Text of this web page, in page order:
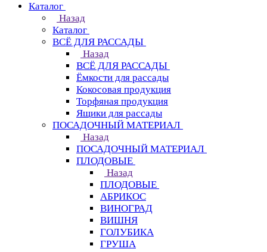
Каталог
Назад
Каталог
ВСЁ ДЛЯ РАССАДЫ
Назад
ВСЁ ДЛЯ РАССАДЫ
Ёмкости для рассады
Кокосовая продукция
Торфяная продукция
Ящики для рассады
ПОСАДОЧНЫЙ МАТЕРИАЛ
Назад
ПОСАДОЧНЫЙ МАТЕРИАЛ
ПЛОДОВЫЕ
Назад
ПЛОДОВЫЕ
АБРИКОС
ВИНОГРАД
ВИШНЯ
ГОЛУБИКА
ГРУША